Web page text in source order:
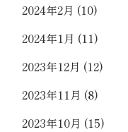
2024年2月 (10)
2024年1月 (11)
2023年12月 (12)
2023年11月 (8)
2023年10月 (15)